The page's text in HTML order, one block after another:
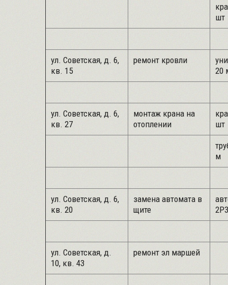
шт
ул. Советская, д. 6,
кв. 15
ремонт кровли
20
ул. Советская, д. 6,
кв. 27
монтаж крана на
отоплении
шт
м
ул. Советская, д. 6,
кв. 20
замена автомата в
щите
ул. Советская, д.
10, кв. 43
ремонт эл маршей